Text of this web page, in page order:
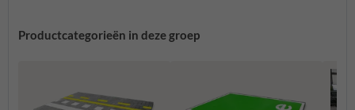
Productcategorieën in deze groep